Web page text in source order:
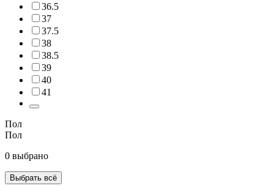
36.5
37
37.5
38
38.5
39
40
41
Пол
Пол
0 выбрано
Выбрать всё